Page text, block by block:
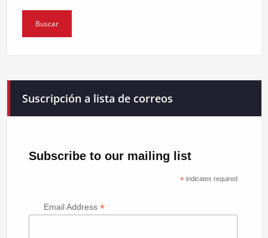
Suscripción a lista de correos
Subscribe to our mailing list
*indicates required
Email Address *